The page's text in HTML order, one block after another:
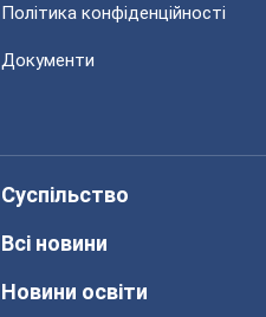
Політика конфіденційності
Документи
Суспільство
Всі новини
Новини освіти